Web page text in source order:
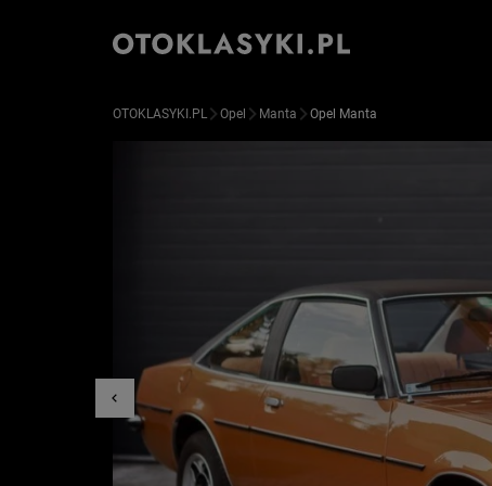
OTOKLASYKI.PL Opel Manta Opel Manta